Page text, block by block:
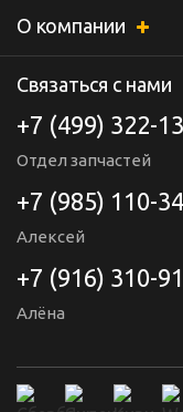
О компании
Связаться с нами
+7 (499) 322-
Отдел запчастей
+7 (985) 110-
Алексей
+7 (916) 310-
Алёна